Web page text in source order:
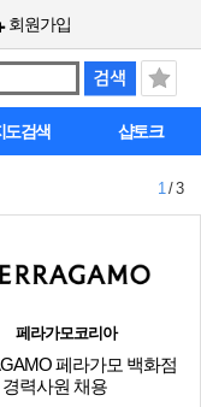
회원가입
도검색 샵토크
1/ 3
페라가모코리아
페라가모 백화점
력사원 채용